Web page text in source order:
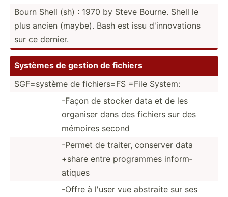
Bourn Shell (sh) : 1970 by Steve Bourne. Shell le
plus ancien (maybe). Bash est issu d'inno­vations
sur ce dernier.
Systèmes de gestion de fichiers
SGF=sy­stème de fichie­rs=FS =File System:
-Façon de stocker data et de les
organiser dans des fichiers sur des
mémoires second
-Permet de traiter, conserver data
+share entre programmes inform­
atiques
-Offre à l'user vue abstraite sur ses